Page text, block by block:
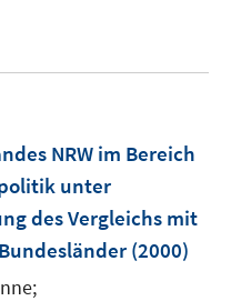
NRW im Bereich
unter
des Vergleichs mit
(2000)